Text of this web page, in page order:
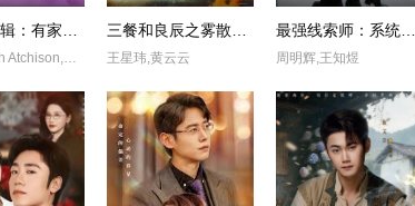
史努比特辑：有家真好
Jo-Hannah Atchison,Enzo Bezzina
三餐和良辰之雾散归栖时
王星玮,黄云云
最强线索师：系统带我破悬案
周明辉,王知煜